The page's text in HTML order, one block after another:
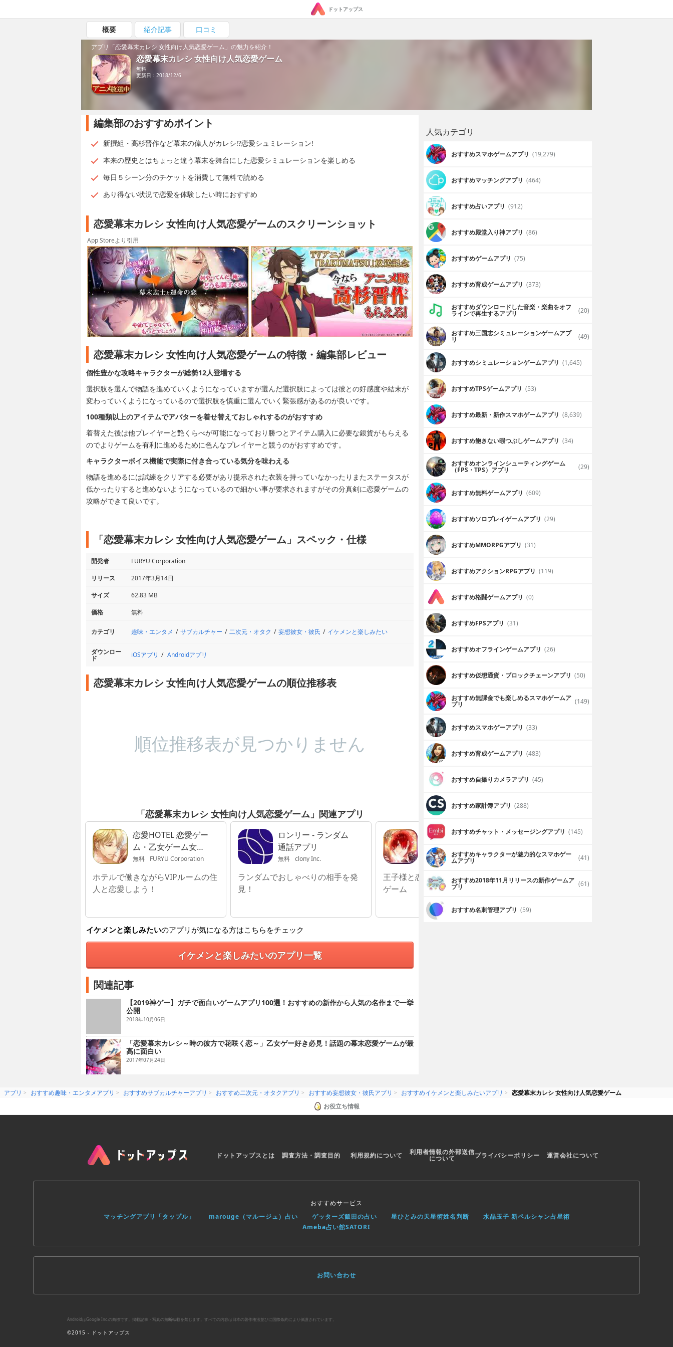
ドットアップス
概要 紹介記事 口コミ
アプリ「恋愛幕末カレシ 女性向け人気恋愛ゲーム」の魅力を紹介！
恋愛幕末カレシ 女性向け人気恋愛ゲーム
無料
更新日：2018/12/6
編集部のおすすめポイント
新撰組・高杉晋作など幕末の偉人がカレシ!?恋愛シュミレーション!
本来の歴史とはちょっと違う幕末を舞台にした恋愛シミュレーションを楽しめる
毎日５シーン分のチケットを消費して無料で読める
あり得ない状況で恋愛を体験したい時におすすめ
恋愛幕末カレシ 女性向け人気恋愛ゲームのスクリーンショット
App Storeより引用
恋愛幕末カレシ 女性向け人気恋愛ゲームの特徴・編集部レビュー
個性豊かな攻略キャラクターが総勢12人登場する
選択肢を選んで物語を進めていくようになっていますが選んだ選択肢によっては彼との好感度や結末が
変わっていくようになっているので選択肢を慎重に選んでいく緊張感があるのが良いです。
100種類以上のアイテムでアバターを着せ替えておしゃれするのがおすすめ
着替えた後は他プレイヤーと艶くらべが可能になっており勝つとアイテム購入に必要な銀貨がもらえる
のでよりゲームを有利に進めるために色んなプレイヤーと競うのがおすすめです。
キャラクターボイス機能で実際に付き合っている気分を味わえる
物語を進めるには試練をクリアする必要があり提示された衣装を持っていなかったりまたステータスが
低かったりすると進めないようになっているので細かい事が要求されますがその分真剣に恋愛ゲームの
攻略ができて良いです。
「恋愛幕末カレシ 女性向け人気恋愛ゲーム」スペック・仕様
開発者
FURYU Corporation
リリース
2017年3月14日
サイズ
62.83 MB
価格
無料
カテゴリ 趣味・エンタメ サブカルチャー 二次元・オタク 妄想彼女・彼氏 イケメンと楽しみたい
ダウンロー
ド iOSアプリ Androidアプリ
恋愛幕末カレシ 女性向け人気恋愛ゲームの順位推移表
順位推移表が見つかりません
「恋愛幕末カレシ 女性向け人気恋愛ゲーム」関連アプリ
恋愛HOTEL 恋愛ゲー
ム・乙女ゲーム女性
向け
無料 FURYU Corporation
ホテルで働きながらVIPルームの住
人と恋愛しよう！
ロンリー - ランダム
通話アプリ
無料 clony Inc.
ランダムでおしゃべりの相手を発
見！
夢王国と眠れる100
人の王子様
無料 GCREST,Inc.
王子様と恋ができる育成型パズル
ゲーム
イケメン戦国◆時を
け乙女・恋愛ゲーム
無料 CYBIRD Co., Ltd.
人気の戦国武将がイケメンに！自
分好みのキャラを選んでアプリの
イケメンと楽しみたいのアプリが気になる方はこちらをチェック
イケメンと楽しみたいのアプリ一覧
関連記事
【2019神ゲー】ガチで面白いゲームアプリ100選！おすすめの新作から人気の名作まで一挙
公開
2018年10月06日
「恋愛幕末カレシ～時の彼方で花咲く恋～」乙女ゲー好き必見！話題の幕末恋愛ゲームが最
高に面白い
2017年07月24日
人気カテゴリ
おすすめスマホゲームアプリ (19,279)
おすすめマッチングアプリ (464)
おすすめ占いアプリ (912)
おすすめ殿堂入り神アプリ (86)
おすすめゲームアプリ (75)
おすすめ育成ゲームアプリ (373)
おすすめダウンロードした音楽・楽曲をオフ
ラインで再生するアプリ (20)
おすすめ三国志シミュレーションゲームアプ
リ (49)
おすすめシミュレーションゲームアプリ (1,645)
おすすめTPSゲームアプリ (53)
おすすめ最新・新作スマホゲームアプリ (8,639)
おすすめ飽きない暇つぶしゲームアプリ (34)
おすすめオンラインシューティングゲーム
（FPS・TPS）アプリ (29)
おすすめ無料ゲームアプリ (609)
おすすめソロプレイゲームアプリ (29)
おすすめ MMORPGアプリ (31)
おすすめアクションRPGアプリ (119)
おすすめ格闘ゲームアプリ (0)
おすすめFPSアプリ (31)
おすすめオフラインゲームアプリ (26)
おすすめ仮想通貨・ブロックチェーンアプリ (50)
おすすめ無課金でも楽しめるスマホゲームア
プリ (149)
おすすめスマホゲーアプリ (33)
おすすめ育成ゲームアプリ (483)
おすすめ自撮りカメラアプリ (45)
おすすめ家計簿アプリ (288)
おすすめチャット・メッセージングアプリ (145)
おすすめキャラクターが魅力的なスマホゲー
ムアプリ (41)
おすすめ2018年11月リリースの新作ゲームア
プリ (61)
おすすめ名刺管理アプリ (59)
アプリ おすすめ趣味・エンタメアプリ おすすめサブカルチャーアプリ おすすめ二次元・オタクアプリ おすすめ妄想彼女・彼氏アプリ おすすめイケメンと楽しみたいアプリ
恋愛幕末カレシ 女性向け人気恋愛ゲーム
お役立ち情報
ドットアップスとは 調査方法・調査目的 利用規約について 利用者情報の外部送信
について プライバシーポリシー 運営会社について
おすすめサービス
マッチングアプリ「タップル」
marouge（マルージュ）占い ゲッターズ飯田の占い 星ひとみの天星術姓名判断
水晶玉子 新ペルシャン占星術
Ameba占い館SATORI
お問い合わせ
AndroidはGoogle Inc.の商標です。掲載記事・写真の無断転載を禁じます。すべての内容は日本の著作権法並びに国際条約により保護されています。
©2015 - ドットアップス